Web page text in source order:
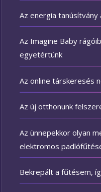
Az energia
Az Imagine Baby
egyetértünk
Az online társkeresés
Az új otthonunk
Az ünnepekkor olyan
elektromos
Bekrepált a fűtésem,